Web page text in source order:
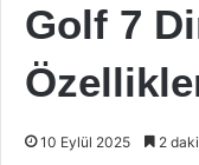
Golf 7
10 Eylül 2025 2